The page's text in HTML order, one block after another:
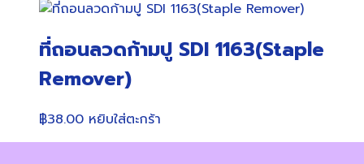
ที่ถอนลวดก้ามปู SDI 1163(Staple
Remover)
฿38.00 หยิบใส่ตะกร้า